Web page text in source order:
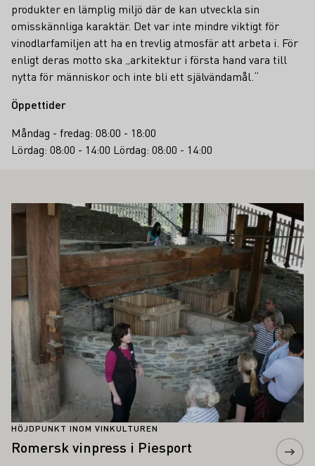
produkter en lämplig miljö där de kan utveckla sin
omisskännliga karaktär. Det var inte mindre viktigt för
vinodlarfamiljen att ha en trevlig atmosfär att arbeta i. För
enligt deras motto ska „arkitektur i första hand vara till
nytta för människor och inte bli ett självändamål.“
Öppettider
Måndag - fredag: 08:00 - 18:00
Lördag: 08:00 - 14:00 Lördag: 08:00 - 14:00
INTRESSERA DIG
HÖJDPUNKT INOM VINKULTUREN
Romersk vinpress i Piesport
Läs mer om detta